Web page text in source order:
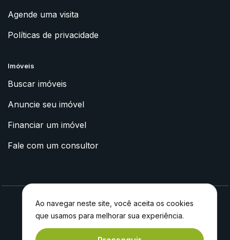
Agende uma visita
Políticas de privacidade
Imóveis
Buscar imóveis
Anuncie seu imóvel
Financiar um imóvel
Fale com um consultor
2023 © Apoyo Imóveis
Ao navegar neste site, você aceita os cookies
que usamos para melhorar sua experiência.